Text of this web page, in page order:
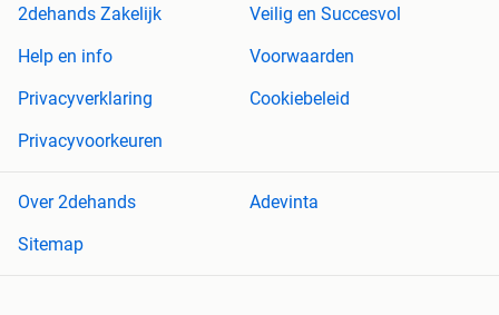
2dehands Zakelijk
Veilig en Succesvol
Help en info
Voorwaarden
Privacyverklaring
Cookiebeleid
Privacyvoorkeuren
Over 2dehands
Adevinta
Sitemap